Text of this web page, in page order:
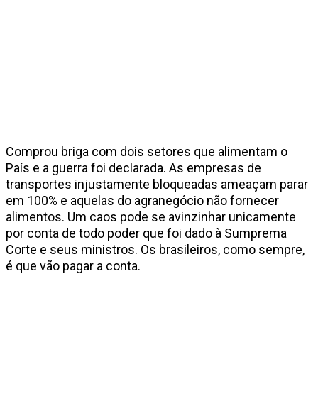
Comprou briga com dois setores que alimentam o
País e a guerra foi declarada. As empresas de
transportes injustamente bloqueadas ameaçam parar
em 100% e aquelas do agranegócio não fornecer
alimentos. Um caos pode se avinzinhar unicamente
por conta de todo poder que foi dado à Sumprema
Corte e seus ministros. Os brasileiros, como sempre,
é que vão pagar a conta.